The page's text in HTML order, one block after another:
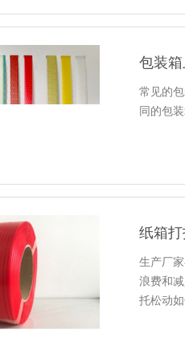
包装
常见的
同的包
纸箱
生产厂
浪费和
托松动